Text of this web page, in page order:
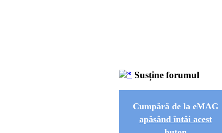
Susține forumul
Cumpără de la eMAG
apăsând întâi acest